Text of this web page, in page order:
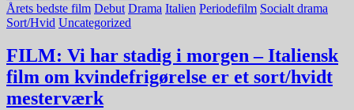
Årets bedste film Debut Drama Italien Periodefilm Socialt drama
Sort/Hvid Uncategorized
FILM: Vi har stadig i morgen – Italiensk
film om kvindefrigørelse er et sort/hvidt
mesterværk